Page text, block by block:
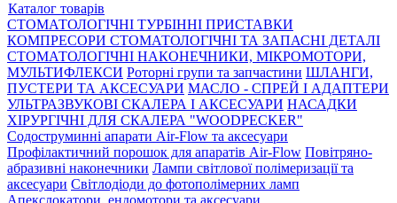
Каталог товарів
СТОМАТОЛОГІЧНІ ТУРБІННІ ПРИСТАВКИ
КОМПРЕСОРИ СТОМАТОЛОГІЧНІ ТА ЗАПАСНІ ДЕТАЛІ
СТОМАТОЛОГІЧНІ НАКОНЕЧНИКИ, МІКРОМОТОРИ,
МУЛЬТИФЛЕКСИ Роторні групи та запчастини ШЛАНГИ,
ПУСТЕРИ ТА АКСЕСУАРИ МАСЛО - СПРЕЙ І АДАПТЕРИ
УЛЬТРАЗВУКОВІ СКАЛЕРА І АКСЕСУАРИ НАСАДКИ
ХІРУРГІЧНІ ДЛЯ СКАЛЕРА "WOODPECKER"
Содоструминні апарати Air-Flow та аксесуари
Профілактичний порошок для апаратів Air-Flow Повітряно-
абразивні наконечники Лампи світлової полімеризації та
аксесуари Світлодіоди до фотополімерних ламп
Апекслокатори, ендомотори та аксесуари